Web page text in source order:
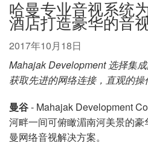
支持
哈曼专业音视系统为
酒店打造豪华的音
2017年10月18日
Mahajak Development 选择集
获取先进的网络连接，直观的
曼谷- Mahajak Development
河畔一间可俯瞰湄南河美景的
曼网络音视解决方案。